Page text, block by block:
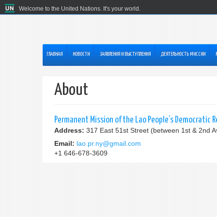
Welcome to the United Nations. It's your world.
ГЛАВНАЯ HОВОСТИ ЗАЯВЛЕНИЯ И ВЫСТУПЛЕНИЯ ДЕЯТЕЛЬНОСТЬ МИССИИ
About
Permanent Mission of the Lao People’s
Address: 317 East 51st Street (between 1st & 2nd
Email: lao.pr.ny@gmail.com
+1 646-678-3609